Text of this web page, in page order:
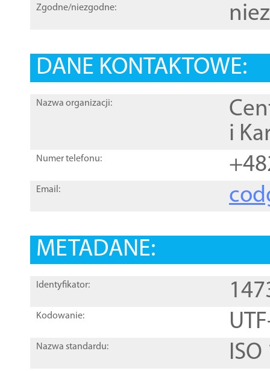
Zgodne/niezgodne:
DANE KONTAKTOWE:
Nazwa organizacji:
i
Numer telefonu:
Email:
METADANE:
Identyfikator:
Kodowanie:
Nazwa standardu: